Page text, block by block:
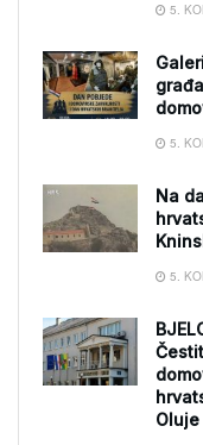
5.
5.
Na
5.
Oluje